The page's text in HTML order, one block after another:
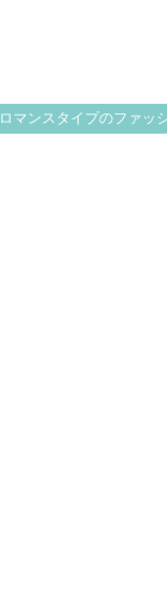
ロマンスタイプのファッ